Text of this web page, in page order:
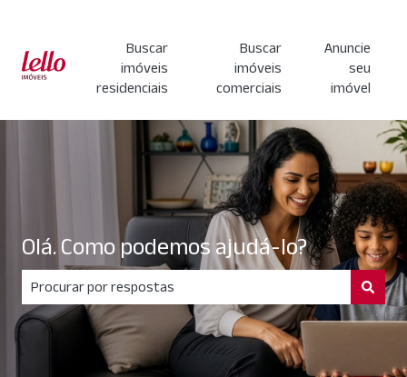
Buscar
imóveis
residenciais
Buscar
imóveis
comerciais
Anuncie
seu
imóvel
Olá. Como podemos ajudá-lo?
Não há sugestões porque o campo de pesquisa está em